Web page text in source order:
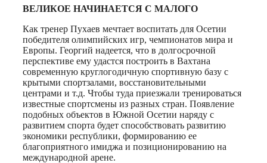
ВЕЛИКОЕ НАЧИНАЕТСЯ С МАЛОГО
Как тренер Пухаев мечтает воспитать для Осетии
победителя олимпийских игр, чемпионатов мира и
Европы. Георгий надеется, что в долгосрочной
перспективе ему удастся построить в Вахтана
современную круглогодичную спортивную базу с
крытыми спортзалами, восстановительными
центрами и т.д. Чтобы туда приезжали тренироваться
известные спортсмены из разных стран. Появление
подобных объектов в Южной Осетии наряду с
развитием спорта будет способствовать развитию
экономики республики, формированию ее
благоприятного имиджа и позиционированию на
международной арене.